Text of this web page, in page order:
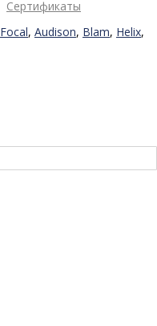
Сертификаты
Focal, Audison, Blam, Helix,